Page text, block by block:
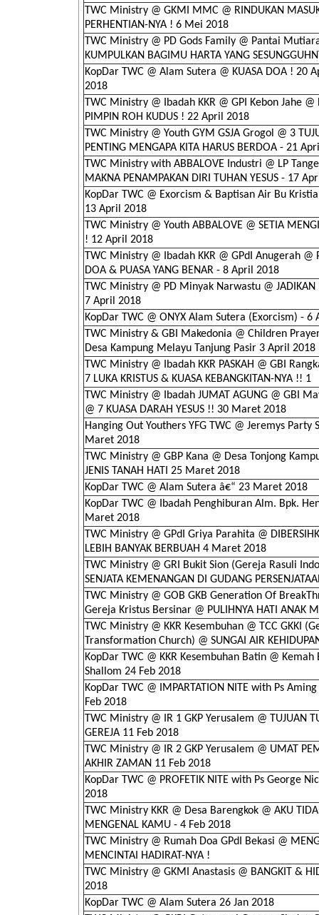
TWC Ministry @ GKMI MMC @ RINDUKAN
PERHENTIAN-NYA ! 6 Mei 2018
TWC Ministry @ PD Gods Family @ Pantai
KUMPULKAN BAGIMU HARTA YANG
KopDar TWC @ Alam Sutera @ KUASA DOA ! 20
2018
TWC Ministry @ Ibadah KKR @ GPI Kebon Jahe @
PIMPIN ROH KUDUS ! 22 April 2018
TWC Ministry @ Youth GYM GSJA Grogol @ 3
PENTING MENGAPA KITA HARUS BERDOA - 21
TWC Ministry with ABBALOVE Industri @ LP
MAKNA PENAMPAKAN DIRI TUHAN YESUS - 17
KopDar TWC @ Exorcism & Baptisan Air Bu
13 April 2018
TWC Ministry @ Youth ABBALOVE @ SETIA
! 12 April 2018
TWC Ministry @ Ibadah KKR @ GPdI Anugerah @
DOA & PUASA YANG BENAR - 8 April 2018
TWC Ministry @ PD Minyak Narwastu @ JADIKAN
7 April 2018
KopDar TWC @ ONYX Alam Sutera (Exorcism) - 6
TWC Ministry & GBI Makedonia @ Children
Desa Kampung Melayu Tanjung Pasir 3 April 2018
TWC Ministry @ Ibadah KKR PASKAH @ GBI
7 LUKA KRISTUS & KUASA KEBANGKITAN-NYA !! 1
TWC Ministry @ Ibadah JUMAT AGUNG @ GBI
@ 7 KUASA DARAH YESUS !! 30 Maret 2018
Hanging Out Youthers YFG TWC @ Jeremys Party
Maret 2018
TWC Ministry @ GBP Kana @ Desa Tonjong
JENIS TANAH HATI 25 Maret 2018
KopDar TWC @ Alam Sutera â€“ 23 Maret 2018
KopDar TWC @ Ibadah Penghiburan Alm. Bpk.
Maret 2018
TWC Ministry @ GPdI Griya Parahita @
LEBIH BANYAK BERBUAH 4 Maret 2018
TWC Ministry @ GRI Bukit Sion (Gereja Rasuli
SENJATA KEMENANGAN DI GUDANG
TWC Ministry @ GOB GKB Generation Of
Gereja Kristus Bersinar @ PULIHNYA HATI ANAK
TWC Ministry @ KKR Kesembuhan @ TCC GKKI
Transformation Church) @ SUNGAI AIR
KopDar TWC @ KKR Kesembuhan Batin @ Kemah
Shallom 24 Feb 2018
KopDar TWC @ IMPARTATION NITE with Ps
Feb 2018
TWC Ministry @ IR 1 GKP Yerusalem @ TUJUAN
GEREJA 11 Feb 2018
TWC Ministry @ IR 2 GKP Yerusalem @ UMAT
AKHIR ZAMAN 11 Feb 2018
KopDar TWC @ PROFETIK NITE with Ps George
2018
TWC Ministry KKR @ Desa Barengkok @ AKU
MENGENAL KAMU - 4 Feb 2018
TWC Ministry @ Rumah Doa GPdI Bekasi @
MENCINTAI HADIRAT-NYA !
TWC Ministry @ GKMI Anastasis @ BANGKIT &
2018
KopDar TWC @ Alam Sutera 26 Jan 2018